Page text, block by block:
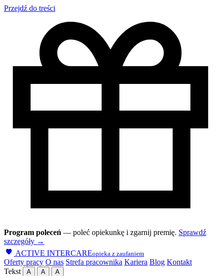
Przejdź do treści
Program poleceń — poleć opiekunkę i zgarnij premię. Sprawdź
szczegóły →
ACTIVE INTERCAREopieka z zaufaniem
Oferty pracy O nas Strefa pracownika Kariera Blog Kontakt
Tekst
A A A